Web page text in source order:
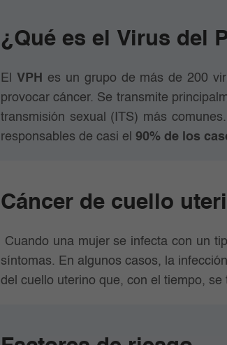
¿Qué es el Virus del
El VPH
es un grupo de más de 200
provocar cáncer. Se transmite
transmisión sexual (ITS) más
responsables de casi el 90% de los
Cáncer de cuello
Cuando una mujer se infecta con un
síntomas. En algunos casos, la
del cuello uterino que, con el tiempo, se